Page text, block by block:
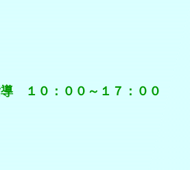
０：００～１７：００